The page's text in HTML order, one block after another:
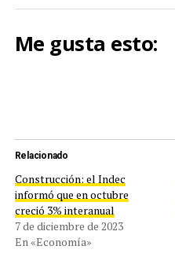
Me gusta esto:
Relacionado
Construcción: el Indec
informó que en octubre
creció 3% interanual
7 de diciembre de 2023
En «Economía»